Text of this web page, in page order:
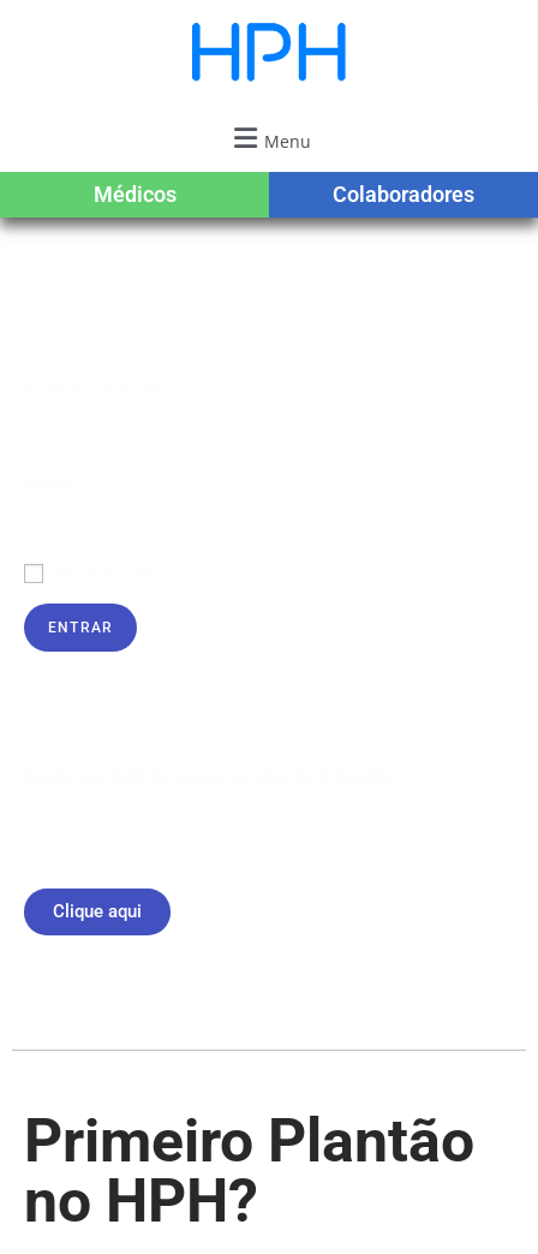
Menu
Médicos Colaboradores
ENTRAR
Clique aqui
Primeiro Plantão
no HPH?